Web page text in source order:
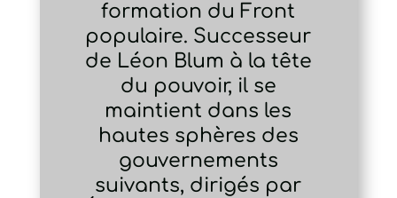
formation du Front
populaire. Successeur
de Léon Blum à la tête
du pouvoir, il se
maintient dans les
hautes sphères des
gouvernements
suivants, dirigés par